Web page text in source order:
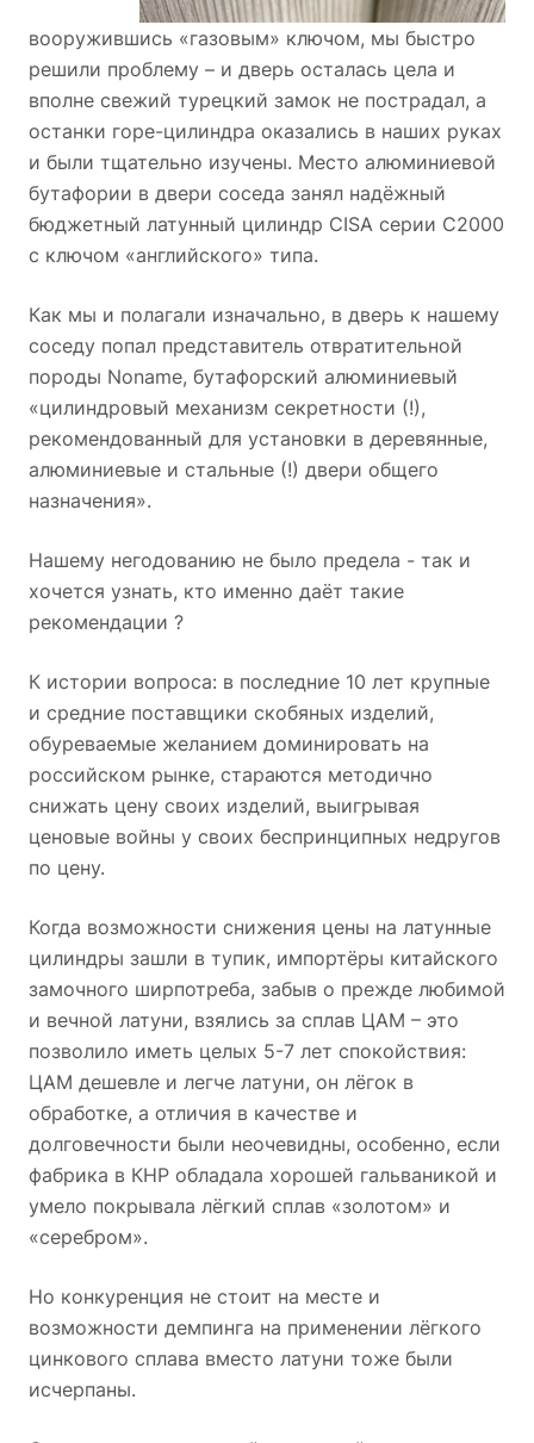
вооружившись «газовым» ключом, мы быстро
решили проблему – и дверь осталась цела и
вполне свежий турецкий замок не пострадал, а
останки горе-цилиндра оказались в наших руках
и были тщательно изучены. Место алюминиевой
бутафории в двери соседа занял надёжный
бюджетный латунный цилиндр CISA серии С2000
с ключом «английского» типа.
Как мы и полагали изначально, в дверь к нашему
соседу попал представитель отвратительной
породы Noname, бутафорский алюминиевый
«цилиндровый механизм секретности (!),
рекомендованный для установки в деревянные,
алюминиевые и стальные (!) двери общего
назначения».
Нашему негодованию не было предела - так и
хочется узнать, кто именно даёт такие
рекомендации ?
К истории вопроса: в последние 10 лет крупные
и средние поставщики скобяных изделий,
обуреваемые желанием доминировать на
российском рынке, стараются методично
снижать цену своих изделий, выигрывая
ценовые войны у своих беспринципных недругов
по цену.
Когда возможности снижения цены на латунные
цилиндры зашли в тупик, импортёры китайского
замочного ширпотреба, забыв о прежде любимой
и вечной латуни, взялись за сплав ЦАМ – это
позволило иметь целых 5-7 лет спокойствия:
ЦАМ дешевле и легче латуни, он лёгок в
обработке, а отличия в качестве и
долговечности были неочевидны, особенно, если
фабрика в КНР обладала хорошей гальваникой и
умело покрывала лёгкий сплав «золотом» и
«серебром».
Но конкуренция не стоит на месте и
возможности демпинга на применении лёгкого
цинкового сплава вместо латуни тоже были
исчерпаны.